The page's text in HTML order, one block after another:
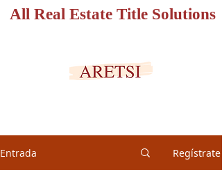
All Real Estate Title Solutions
Entrada Regístrate